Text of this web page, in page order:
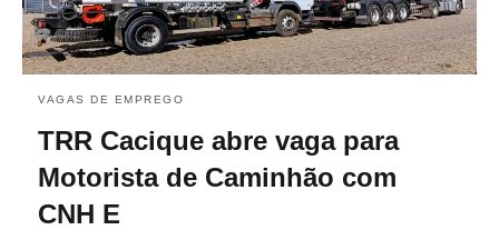
VAGAS DE EMPREGO
TRR Cacique abre vaga para
Motorista de Caminhão com
CNH E